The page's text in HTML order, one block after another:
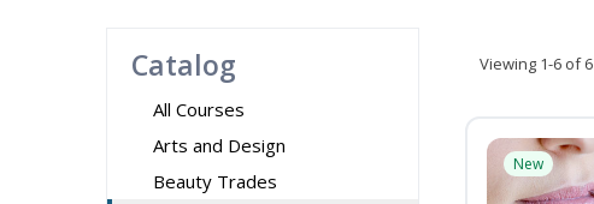
Catalog
All Courses
Arts and Design
Beauty Trades
Viewing 1-6 of 6
New